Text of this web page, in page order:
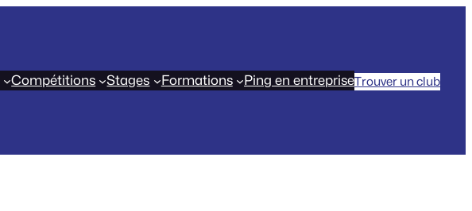
Compétitions Stages Formations Ping en entrepriseTrouver un club